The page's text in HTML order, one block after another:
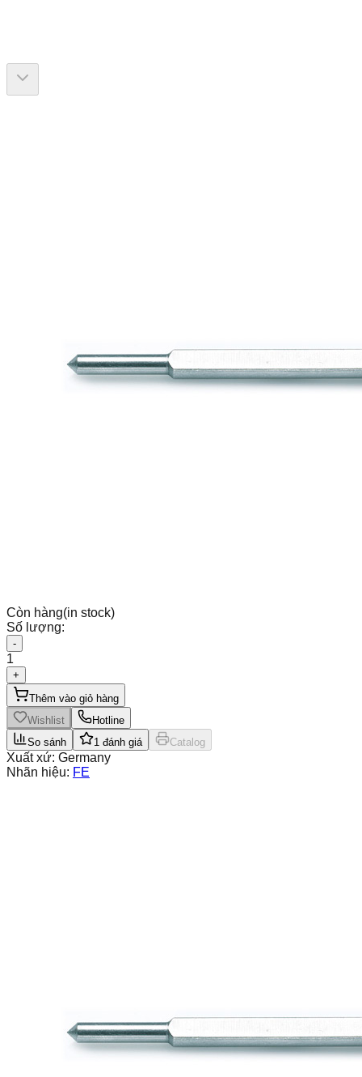
Còn hàng(in stock)
Số lượng:
-
1
+
Thêm vào giỏ hàng
Wishlist
Hotline
So sánh
1 đánh giá Catalog
Xuất xứ: Germany
Nhãn hiệu: FE